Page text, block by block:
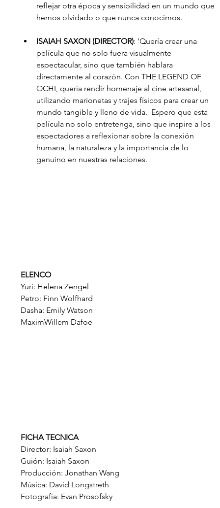
reflejar otra época y sensibilidad en un mundo que
hemos olvidado o que nunca conocimos.
ISAIAH SAXON (DIRECTOR): ‘Quería crear una
película que no solo fuera visualmente
espectacular, sino que también hablara
directamente al corazón. Con THE LEGEND OF
OCHI, quería rendir homenaje al cine artesanal,
utilizando marionetas y trajes físicos para crear un
mundo tangible y lleno de vida.  Espero que esta
película no solo entretenga, sino que inspire a los
espectadores a reflexionar sobre la conexión
humana, la naturaleza y la importancia de lo
genuino en nuestras relaciones.
ELENCO
Yuri: Helena Zengel
Petro: Finn Wolfhard
Dasha: Emily Watson
MaximWillem Dafoe
FICHA TECNICA
Director: Isaiah Saxon
Guión: Isaiah Saxon
Producción: Jonathan Wang
Música: David Longstreth
Fotografía: Evan Prosofsky